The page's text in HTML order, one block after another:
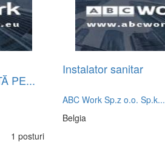
PE...
1 posturi
Instalator sanitar
ABC Work Sp.z o.o. Sp.k...
Belgia